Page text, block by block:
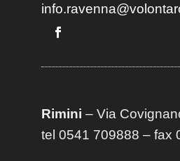
Rimini – Via
tel 0541 709888 – fax